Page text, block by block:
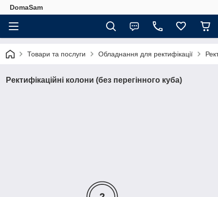
DomaSam
Товари та послуги Обладнання для ректифікації
Ректифікаційні колони (без перегінного куба)